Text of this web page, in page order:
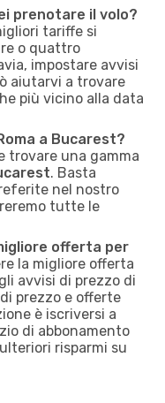
prenotare il volo?
tariffe si
o quattro
impostare avvisi
aiutarvi a trovare
più vicino alla data
a Bucarest?
trovare una gamma
. Basta
nel nostro
tutte le
offerta per
la migliore offerta
avvisi di prezzo di
prezzo e offerte
è iscriversi a
di abbonamento
risparmi su